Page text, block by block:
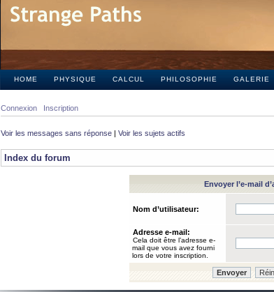
HOME PHYSIQUE CALCUL PHILOSOPHIE GALERIE
Connexion Inscription
Voir les messages sans réponse | Voir les sujets actifs
Index du forum
Envoyer l’e-mail
Nom d’utilisateur:
Adresse e-mail:
Cela doit être l’adresse e-
mail que vous avez fourni
lors de votre inscription.